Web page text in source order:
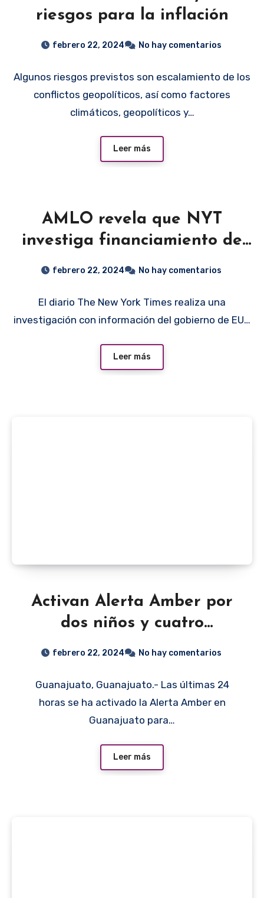
riesgos para la inflación
febrero 22, 2024 No hay comentarios
Algunos riesgos previstos son escalamiento de los
conflictos geopolíticos, así como factores
climáticos, geopolíticos y…
Leer más
AMLO revela que NYT
investiga financiamiento de
cárteles a sus hijos y
febrero 22, 2024 No hay comentarios
El diario The New York Times realiza una
investigación con información del gobierno de EU…
Leer más
Activan Alerta Amber por
dos niños y cuatro
adolescentes
Guanajuato
febrero 22, 2024 No hay comentarios
Guanajuato, Guanajuato.- Las últimas 24
horas se ha activado la Alerta Amber en
Guanajuato para…
Leer más